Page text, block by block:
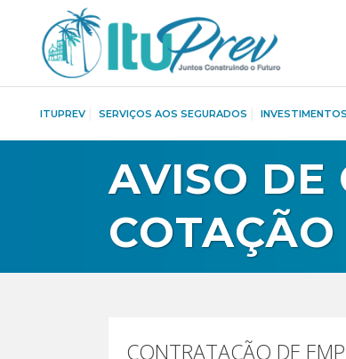
ITUPREV SERVIÇOS AOS SEGURADOS INVESTIMENTOS
AVISO DE
CONTRATAÇÃO DE